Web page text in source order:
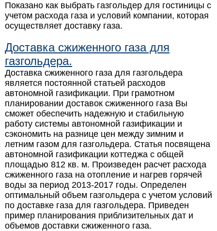
Показано как выбрать газгольдер для гостиницы с
учетом расхода газа и условий компании, которая
осуществляет доставку газа.
Доставка сжиженного газа для
газгольдера.
Доставка сжиженного газа для газгольдера
является постоянной статьей расходов
автономной газификации. При грамотном
планировании доставок сжиженного газа Вы
сможет обеспечить надежную и стабильную
работу системы автономной газификации и
сэкономить на разнице цен между зимним и
летним газом для газгольдера. Статья посвящена
автономной газификации коттеджа с общей
площадью 812 кв. м. Произведен расчет расхода
сжиженного газа на отопление и нагрев горячей
воды за период 2013-2017 годы. Определен
оптимальный объем газгольдера с учетом условий
по доставке газа для газгольдера. Приведен
пример планирования приблизительных дат и
объемов доставки сжиженного газа.